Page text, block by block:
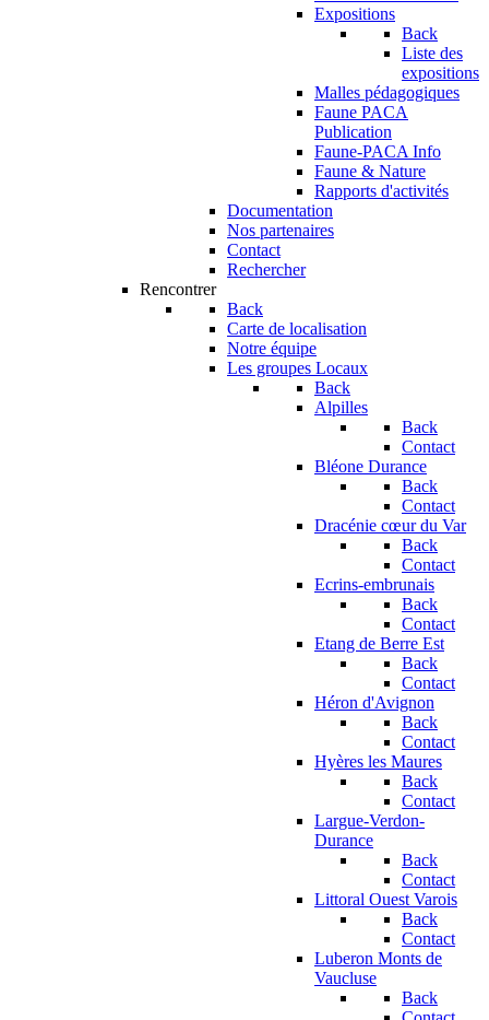
Expositions
Back
Liste des
expositions
Malles pédagogiques
Faune PACA
Publication
Faune-PACA Info
Faune & Nature
Rapports d'activités
Documentation
Nos partenaires
Contact
Rechercher
Rencontrer
Back
Carte de localisation
Notre équipe
Les groupes Locaux
Back
Alpilles
Back
Contact
Bléone Durance
Back
Contact
Dracénie cœur du Var
Back
Contact
Ecrins-embrunais
Back
Contact
Etang de Berre Est
Back
Contact
Héron d'Avignon
Back
Contact
Hyères les Maures
Back
Contact
Largue-Verdon-
Durance
Back
Contact
Littoral Ouest Varois
Back
Contact
Luberon Monts de
Vaucluse
Back